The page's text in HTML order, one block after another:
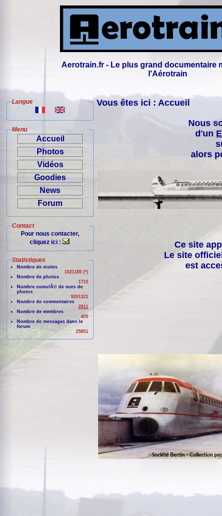
Aerotrain.fr - Le plus grand documentaire
l'Aérotrain
Langue
Menu
Accueil
Photos
Vidéos
Goodies
News
Forum
Contact
Pour nous contacter,
cliquez ici :
Statistiques
Nombre de visites
1021185 (*)
Nombre de photos
1715
Nombre cumulÃ© de vues de
photos
9201321
Nombre de commentaires
2811
Nombre de membres
409
Nombre de messages dans le
forum
25851
Vous êtes ici : Accueil
Nous
d'un
alors
Ce site
Le site
est